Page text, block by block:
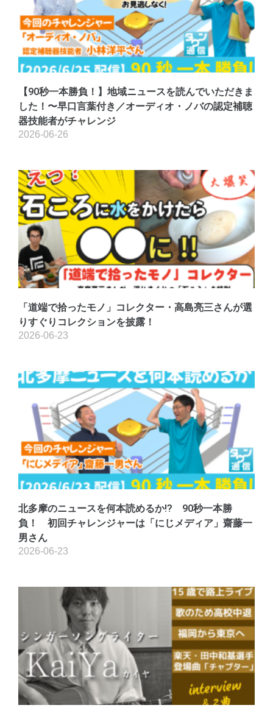
【90秒一本勝負！】地域ニュースを読んでいただきま
した！〜早口言葉付き／オーディオ・ノバの認定補聴
器技能者がチャレンジ
2026-06-26
「道端で拾ったモノ」コレクター・高島亮三さんが選
りすぐりコレクションを披露！
2026-06-23
北多摩のニュースを何本読めるか!? 90秒一本勝
負！ 初回チャレンジャーは「にじメディア」齋藤一
男さん
2026-06-23